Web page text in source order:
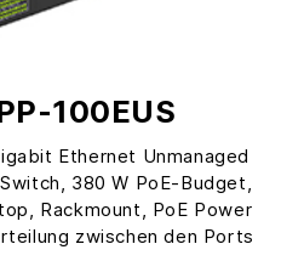
100EUS
Ethernet Unmanaged
380 W PoE-Budget,
Rackmount, PoE Power
zwischen den Ports